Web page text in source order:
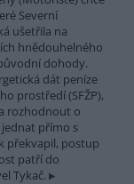
Severní
ušetřila na
hnědouhelného
dohody.
dát peníze
prostředí (SFŽP),
rozhodnout o
přímo s
překvapil, postup
patří do
Tykač.